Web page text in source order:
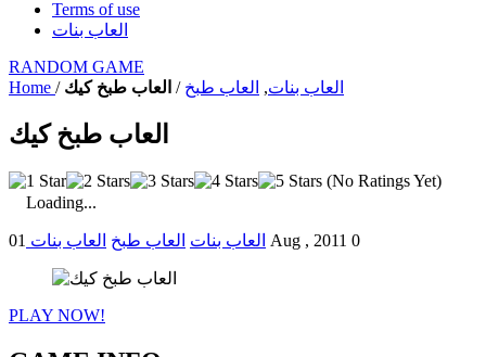
Terms of use
العاب بنات
RANDOM GAME
Home / العاب بنات, العاب طبخ / العاب طبخ كيك
العاب طبخ كيك
(No Ratings Yet)
Loading...
العاب بنات العاب طبخ العاب بنات 01 Aug , 2011 0
PLAY NOW!